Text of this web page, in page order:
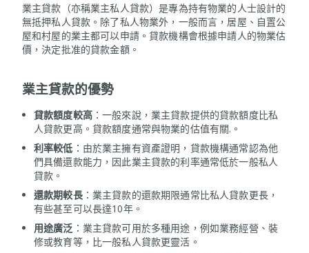
業主貸款（亦稱業主私人貸款）是專為持有物業的人士設計的
無抵押私人貸款。除了私人物業外，一般而言，居屋、自置公
屋和村屋的業主都可以申請。貸款機構會根據申請人的物業估
價，決定批准的貸款金額。
業主貸款的優勢
貸款額度較高：一般來說，業主貸款提供的貸款額度比私
人貸款更高。貸款額度通常與物業的估值有關.。
利率較低 ：由於業主擁有資產證明，貸款機構通常認為他
們具備還款能力，因此業主貸款的利率通常低於一般私人
貸款。
還款期較長：業主貸款的還款期限通常比私人貸款更長，
有些甚至可以長達10年。
用途廣泛 ：業主貸款可用於多種用途，例如業務經營、裝
修或教育等，比一般私人貸款更靈活。